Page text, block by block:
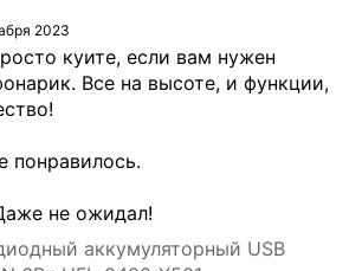
2023
куите, если вам нужен
Все на высоте, и функции,
понравилось.
не ожидал!
аккумуляторный USB